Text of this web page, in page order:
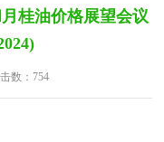
桂油价格展望会议
数： 754